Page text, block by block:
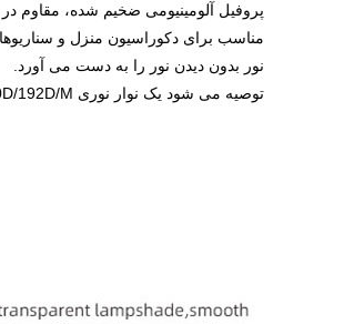
پروفیل آلومینیومی ضخیم شده، مقاوم
مناسب برای دکوراسیون منزل و
نور بدون دیدن نور را به دست می آورد.
توصیه می شود یک نوار نوری DC12V/24V2835120D/192D/M را به عنوان منبع نور انتخاب کنید. عرض تخته توصیه شده 5 میلی متر است.